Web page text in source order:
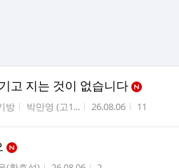
고 지는 것이 없습니다
방 작성자
박만영 (고1... 작성시간
26.08.06 조회수
11